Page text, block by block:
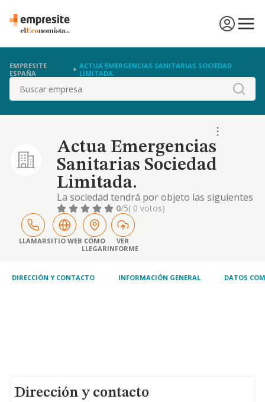
EMPRESITE
ESPAÑA
ACTUA EMERGENCIAS SANITARIAS SOCIEDAD
LIMITADA.
Buscar
Actua Emergencias
Sanitarias Sociedad
Limitada.
La sociedad tendrá por objeto las siguientes
actividades: servicios sanitarios (cnae 8690):
intermediacion en prestacion de servicios
sanitarios. asistencia medica
extrahospitalaria. y arrendamiento de
ambulancias para transporte sanitario. si
objeto social
0/5( 0 votos)
LLAMARSITIO WEB CÓMO
LLEGAR
VER
INFORME
DIRECCIÓN Y CONTACTO INFORMACIÓN GENERAL DATOS
Dirección y contacto